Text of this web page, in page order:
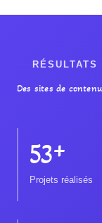
Des sites de
53+
Projets réalisés